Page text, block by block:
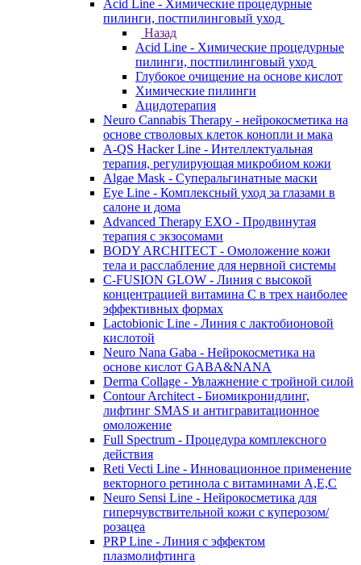
Acid Line - Химические процедурные
пилинги, постпилинговый уход
Назад
Acid Line - Химические процедурные
пилинги, постпилинговый уход
Глубокое очищение на основе кислот
Химические пилинги
Ацидотерапия
Neuro Cannabis Therapy - нейрокосметика на
основе стволовых клеток конопли и мака
A-QS Hacker Line - Интеллектуальная
терапия, регулирующая микробиом кожи
Algae Mask - Суперальгинатные маски
Eye Line - Комплексный уход за глазами в
салоне и дома
Advanced Therapy EXO - Продвинутая
терапия с экзосомами
BODY ARCHITECT - Омоложение кожи
тела и расслабление для нервной системы
C-FUSION GLOW - Линия с высокой
концентрацией витамина C в трех наиболее
эффективных формах
Lactobionic Line - Линия с лактобионовой
кислотой
Neuro Nana Gaba - Нейрокосметика на
основе кислот GABA&NANA
Derma Collage - Увлажнение с тройной силой
Contour Architect - Биомикронидлинг,
лифтинг SMAS и антигравитационное
омоложение
Full Spectrum - Процедура комплексного
действия
Reti Vecti Line - Инновационное применение
векторного ретинола с витаминами A,Е,С
Neuro Sensi Line - Нейрокосметика для
гиперчувствительной кожи с куперозом/
розацеа
PRP Line - Линия с эффектом
плазмолифтинга